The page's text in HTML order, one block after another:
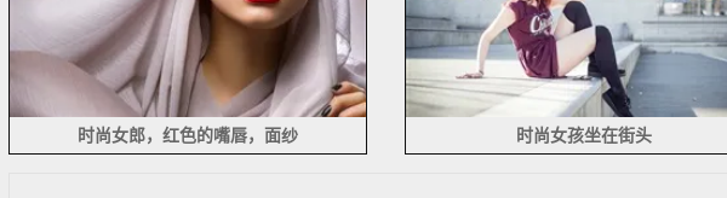
时尚女郎，红色的嘴唇，面纱 时尚女孩坐在街头